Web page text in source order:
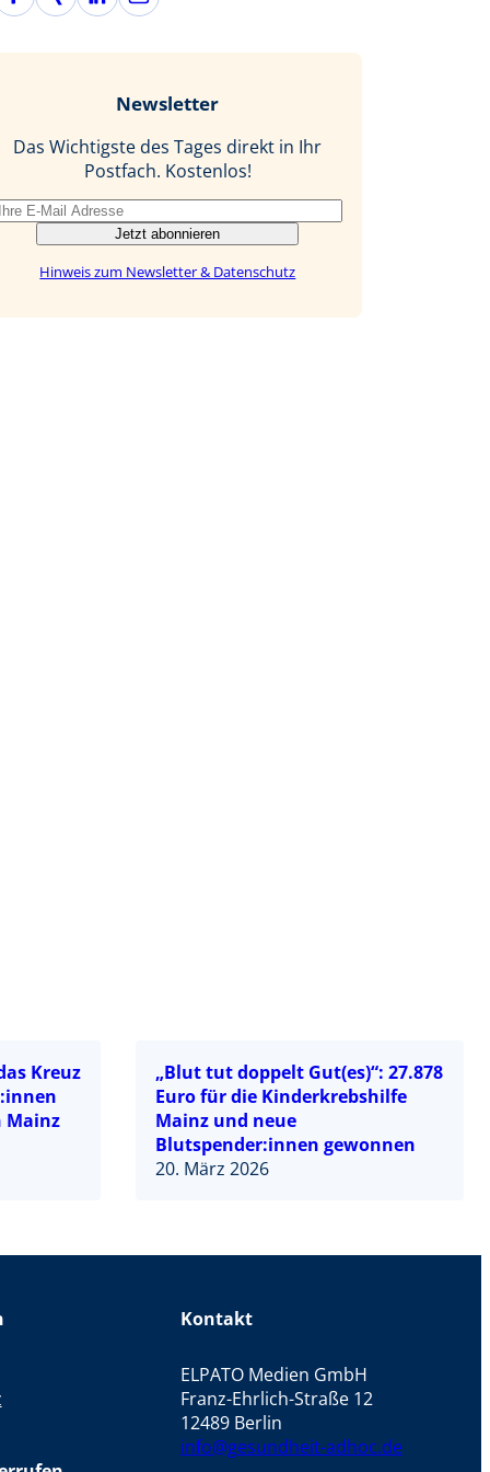
i
i
n
-
l
Newsletter
Das Wichtigste des Tages direkt in Ihr
Postfach. Kostenlos!
Jetzt abonnieren
Hinweis zum Newsletter & Datenschutz
Kreuz
Mainz
hilft
„Blut tut doppelt Gut(es)“: 27.878
Euro für die Kinderkrebshilfe
Mainz und neue
Blutspender:innen gewonnen
20. März 2026
Kontakt
ELPATO Medien GmbH
Franz-Ehrlich-Straße 12
12489 Berlin
info@gesundheit-adhoc.de